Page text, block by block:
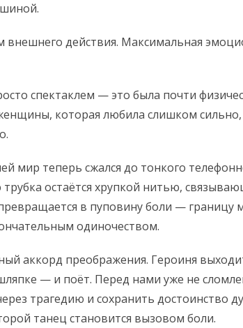
действия. Максимальная
спектаклем — это была почти
которая любила слишком
мир теперь сжался до тонкого
остаётся хрупкой нитью,
в пуповину боли — границу
одиночеством.
аккорд преображения. Героиня
— и поёт. Перед нами уже не
трагедию и сохранить достоинство
танец становится вызовом боли.